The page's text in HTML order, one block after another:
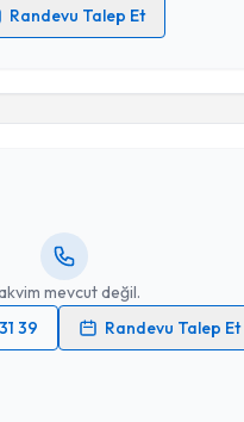
Randevu Talep Et
ilişkinAydınlatma Metni
mevcut değil.
39
Randevu Talep Et